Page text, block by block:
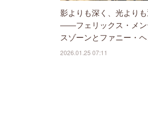
影よりも深く、光よりも
――フェリックス・メ
スゾーンとファニー・
2026.01.25 07:11